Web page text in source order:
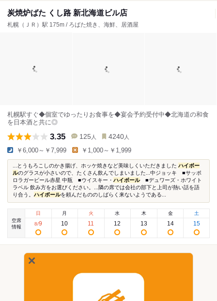
炭焼炉ばた くし路 新北海道ビル店
札幌（ＪＲ）駅 175m / ろばた焼き、海鮮、居酒屋
札幌駅すぐ◆個室でゆったりお食事を◆宴会予約受付中◆北海道の和食
を日本酒と共に◎
3.35 125 人 4240 人
￥6,000～￥7,999 ￥1,000～￥1,999
...とうもろこしのかき揚げ、ホッケ焼きなど美味しくいただきました ハイボー
ルのグラスが小さいので、たくさん飲んでしまいました...中ジョッキ ■サッポ
ロラガービール赤星 中瓶 ■ウイスキー・ ハイボール■デュワーズ・ホワイト
ラベル 飲み方をお選びください。...隣の席では会社の部下と上司が熱い話を語
り合う。 ハイボールを頼んだもののしばらく来ないようである...
空席
情報
日
8/9
月
10
火
11
水
12
木
13
金
14
土
15